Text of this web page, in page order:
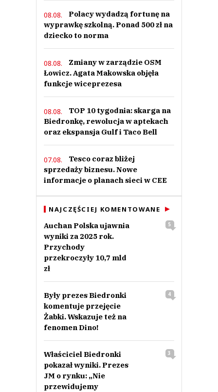
08.08.
Polacy wydadzą fortunę na
wyprawkę szkolną. Ponad 500 zł na
dziecko to norma
08.08.
Zmiany w zarządzie OSM
Łowicz. Agata Makowska objęła
funkcje wiceprezesa
08.08.
TOP 10 tygodnia: skarga na
Biedronkę, rewolucja w aptekach
oraz ekspansja Gulf i Taco Bell
07.08.
Tesco coraz bliżej
sprzedaży biznesu. Nowe
informacje o planach sieci w CEE
NAJCZĘŚCIEJ KOMENTOWANE
Auchan Polska ujawnia
wyniki za 2025 rok.
Przychody
przekroczyły 10,7 mld
zł
5
Były prezes Biedronki
komentuje przejęcie
Żabki. Wskazuje też na
fenomen Dino!
4
Właściciel Biedronki
pokazał wyniki. Prezes
JM o rynku: „Nie
przewidujemy
3